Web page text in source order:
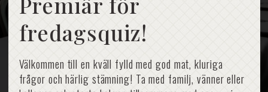
fredagsquiz!
Välkommen till en kväll fylld med god mat, kluriga
frågor och härlig stämning! Ta med familj, vänner eller